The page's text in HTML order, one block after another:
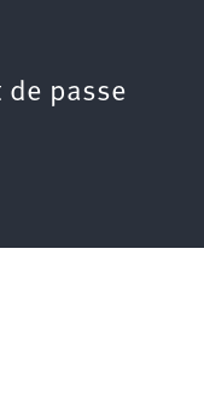
de passe